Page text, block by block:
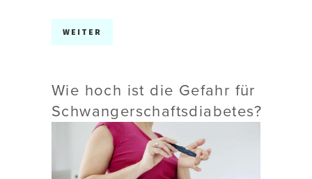
WEITER
Wie hoch ist die Gefahr für
Schwangerschaftsdiabetes?